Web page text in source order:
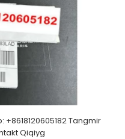
Tangmir
Qiqiyg